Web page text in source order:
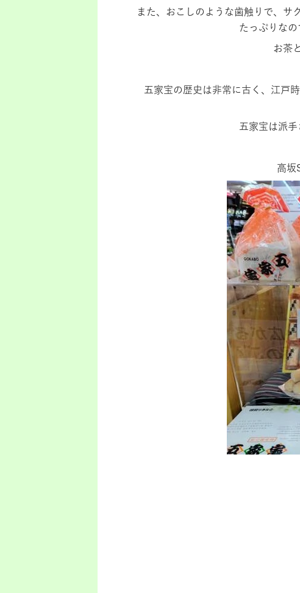
また、おこしのような歯触りで、
たっぷりな
お茶
五家宝の歴史は非常に古く、江戸
五家宝は派
高坂